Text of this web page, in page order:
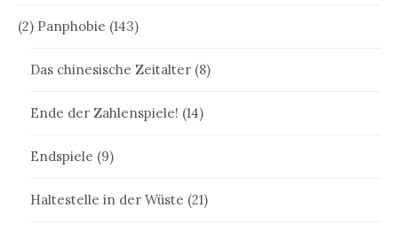
(2) Panphobie (143)
Das chinesische Zeitalter (8)
Ende der Zahlenspiele! (14)
Endspiele (9)
Haltestelle in der Wüste (21)